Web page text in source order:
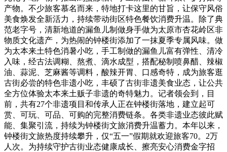
产物。不少旅客慕名而来，特地打卡这里的甘旨，让保守风俗
美食焕发全新活力，持续带动街区特色餐饮消费升温。除了典
范老字号，清新地道的漏鱼儿制做身手做为太原市杏花岭区非
物质文化遗产，为热闹的钟楼街添加了一抹夏季专属风味。做
为太本来土特色消暑小吃，手工制做的漏鱼儿富有弹性、清冷
入味，经古法调糊、熬煮、滴水成型，搭配秘制喷鼻醋、辣椒
油、蒜泥、芝麻酱等调料，酸辣开胃、口感奇特，成为旅客逛
古街必尝的特色非遗小吃，丰硕了古街非遗美食业态，让公共
全方位体验太本来土贩子非遗的奇特魅力。记者领会到，目
前，共有27个非遗项目和传承人正在钟楼街落地，建立起可
赏、可玩、可品、可购的完整消费链条。各类非遗业态彼此赋
能、集聚引流，持续为钟楼街文旅消费升温蓄力。本年以来，
钟楼街文旅热度持续攀升，仅“五一”假期就欢迎旅客70。2万
人次。为持续守护古街业态健康成长、擦亮安心消费金字招